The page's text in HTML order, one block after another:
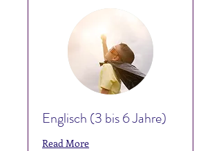
Englisch (3 bis 6 Jahre)
Read More